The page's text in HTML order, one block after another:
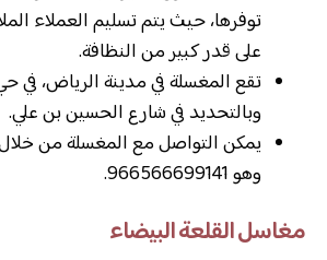
توفرها، حيث يتم تسليم العملاء
على قدر كبير من النظافة.
تقع المغسلة في مدينة الرياض، في
وبالتحديد في شارع الحسين بن علي.
يمكن التواصل مع المغسلة من خلال
وهو 966566699141.
مغاسل القلعة البيضاء